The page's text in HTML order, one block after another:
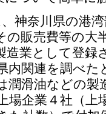
神奈川県の港
の販売費等の大
造業として登録
内関連を調べた
潤滑油などの製
場企業４社（上